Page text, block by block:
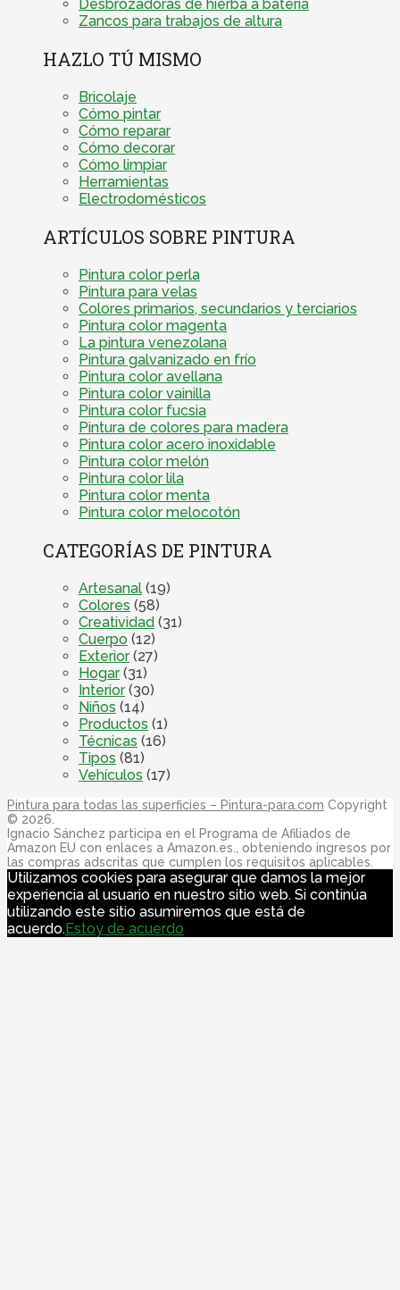
Desbrozadoras de hierba a batería
Zancos para trabajos de altura
HAZLO TÚ MISMO
Bricolaje
Cómo pintar
Cómo reparar
Cómo decorar
Cómo limpiar
Herramientas
Electrodomésticos
ARTÍCULOS SOBRE PINTURA
Pintura color perla
Pintura para velas
Colores primarios, secundarios y terciarios
Pintura color magenta
La pintura venezolana
Pintura galvanizado en frío
Pintura color avellana
Pintura color vainilla
Pintura color fucsia
Pintura de colores para madera
Pintura color acero inoxidable
Pintura color melón
Pintura color lila
Pintura color menta
Pintura color melocotón
CATEGORÍAS DE PINTURA
Artesanal (19)
Colores (58)
Creatividad (31)
Cuerpo (12)
Exterior(27)
Hogar(31)
Interior(30)
Niños (14)
Productos (1)
Técnicas (16)
Tipos (81)
Vehículos (17)
Pintura para todas las superficies – Pintura-para.com Copyright
© 2026.
Ignacio Sánchez participa en el Programa de Afiliados de
Amazon EU con enlaces a Amazon.es., obteniendo ingresos por
las compras adscritas que cumplen los requisitos aplicables.
Utilizamos cookies para asegurar que damos la mejor
experiencia al usuario en nuestro sitio web. Si continúa
utilizando este sitio asumiremos que está de
acuerdo.Estoy de acuerdo